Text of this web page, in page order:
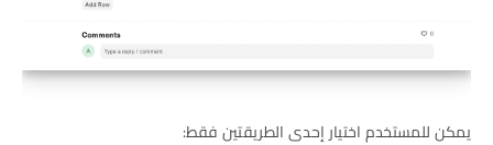
يمكن للمستخدم اختيار إحدى الطريقتين فقط: